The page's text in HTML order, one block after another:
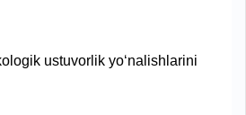
ustuvorlik yo‘nalishlarini